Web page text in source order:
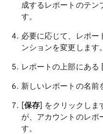
成するレポートのテン
す。
必要に応じて、レポー
ンションを変更します。
レポートの上部にある [
新しいレポートの名前
[保存] をクリックしま
が、アカウントのレポ
す。